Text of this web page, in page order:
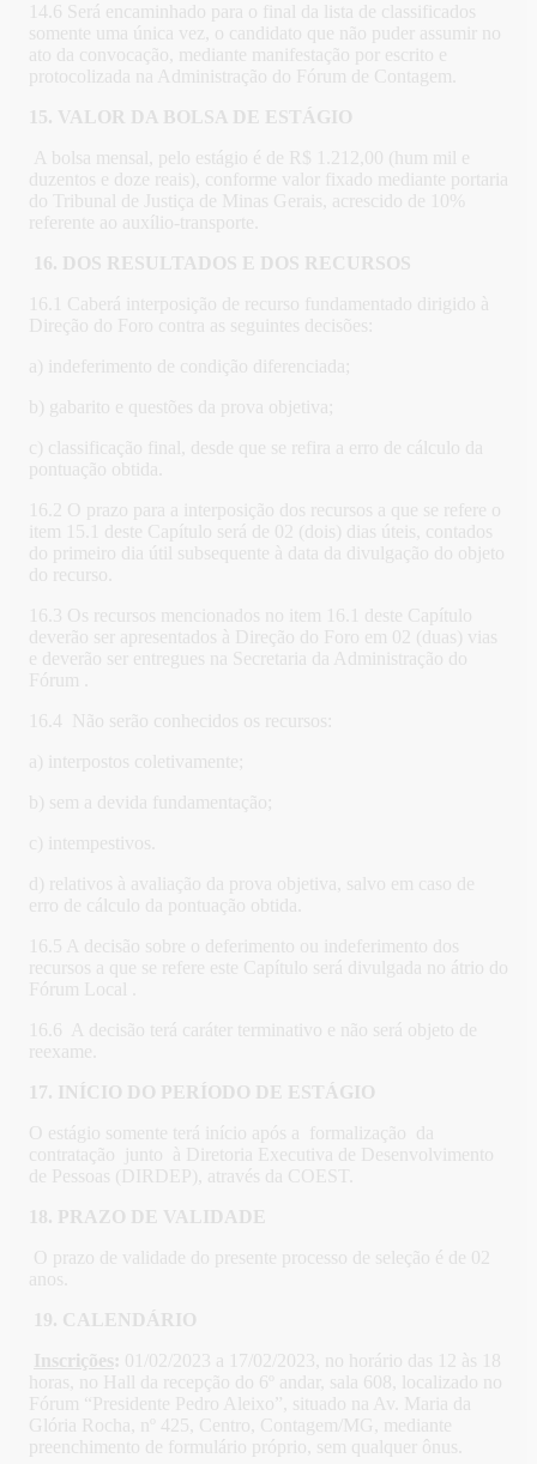
14.6 Será encaminhado para o final da lista de classificados
somente uma única vez, o candidato que não puder assumir no
ato da convocação, mediante manifestação por escrito e
protocolizada na Administração do Fórum de Contagem.
15. VALOR DA BOLSA DE ESTÁGIO
A bolsa mensal, pelo estágio é de R$ 1.212,00 (hum mil e
duzentos e doze reais), conforme valor fixado mediante portaria
do Tribunal de Justiça de Minas Gerais, acrescido de 10%
referente ao auxílio-transporte.
16. DOS RESULTADOS E DOS RECURSOS
16.1 Caberá interposição de recurso fundamentado dirigido à
Direção do Foro contra as seguintes decisões:
a) indeferimento de condição diferenciada;
b) gabarito e questões da prova objetiva;
c) classificação final, desde que se refira a erro de cálculo da
pontuação obtida.
16.2 O prazo para a interposição dos recursos a que se refere o
item 15.1 deste Capítulo será de 02 (dois) dias úteis, contados
do primeiro dia útil subsequente à data da divulgação do objeto
do recurso.
16.3 Os recursos mencionados no item 16.1 deste Capítulo
deverão ser apresentados à Direção do Foro em 02 (duas) vias
e deverão ser entregues na Secretaria da Administração do
Fórum .
16.4 Não serão conhecidos os recursos:
a) interpostos coletivamente;
b) sem a devida fundamentação;
c) intempestivos.
d) relativos à avaliação da prova objetiva, salvo em caso de
erro de cálculo da pontuação obtida.
16.5 A decisão sobre o deferimento ou indeferimento dos
recursos a que se refere este Capítulo será divulgada no átrio do
Fórum Local .
16.6 A decisão terá caráter terminativo e não será objeto de
reexame.
17. INÍCIO DO PERÍODO DE ESTÁGIO
O estágio somente terá início após a formalização da
contratação junto à Diretoria Executiva de Desenvolvimento
de Pessoas (DIRDEP), através da COEST.
18. PRAZO DE VALIDADE
O prazo de validade do presente processo de seleção é de 02
anos.
19. CALENDÁRIO
Inscrições: 01/02/2023 a 17/02/2023, no horário das 12 às 18
horas, no Hall da recepção do 6º andar, sala 608, localizado no
Fórum “Presidente Pedro Aleixo”, situado na Av. Maria da
Glória Rocha, nº 425, Centro, Contagem/MG, mediante
preenchimento de formulário próprio, sem qualquer ônus.